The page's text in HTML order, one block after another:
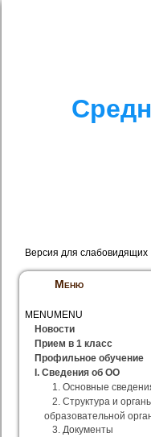
Версия для слабовидящих
Меню
MENU MENU
Новости
Прием в 1 класс
Профильное обучение
I. Сведения об ОО
1. Основные
2. Структура и
образовательной
3. Документы